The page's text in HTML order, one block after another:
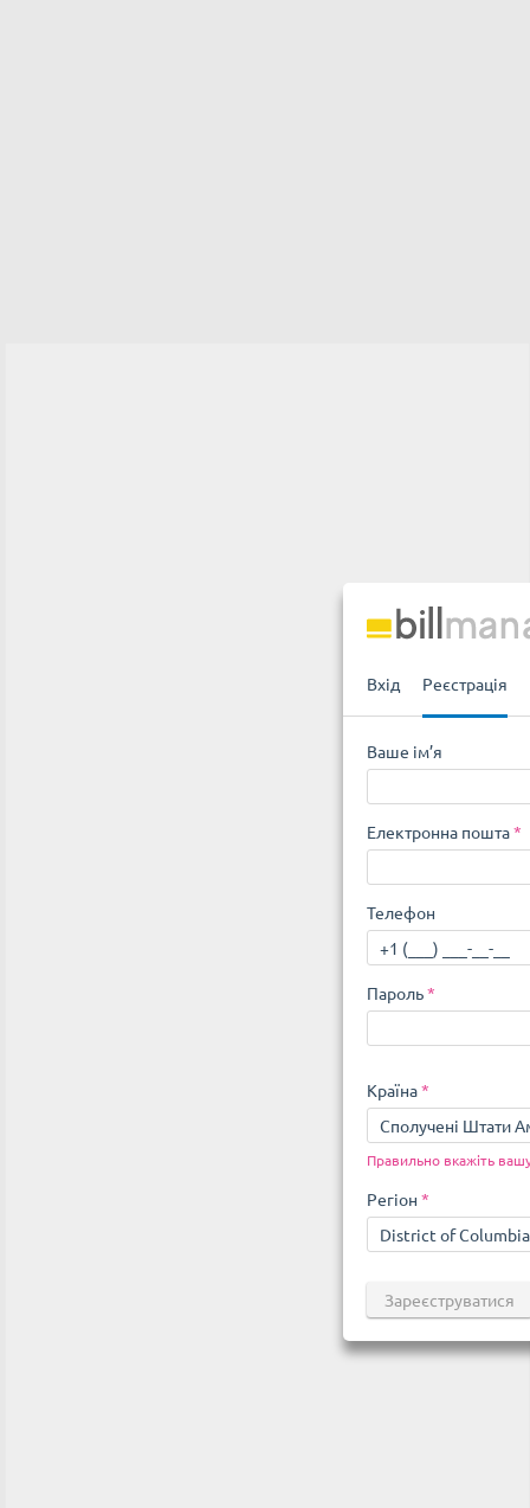
Вхід Реєстрація
Ваше ім’я
Електронна пошта*
Телефон
Пароль*
Країна*
Сполучені Штати
Правильно вкажіть
Регіон *
District of Columbia
Зареєструватися